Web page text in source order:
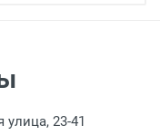
до 15:00, в
улица, 23-41